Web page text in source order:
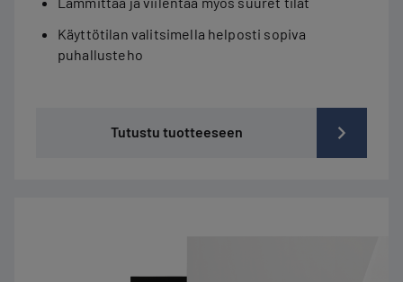
Käyttötilan valitsimella helposti sopiva
puhallusteho
Tutustu tuotteeseen